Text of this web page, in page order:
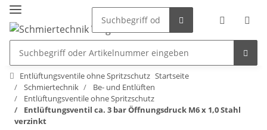
Entlüftungsventile ohne Spritzschutz Startseite
Schmiertechnik
Be- und Entlüften
Entlüftungsventile ohne Spritzschutz
Entlüftungsventil ca. 3 bar Öffnungsdruck M6 x 1,0 Stahl
verzinkt